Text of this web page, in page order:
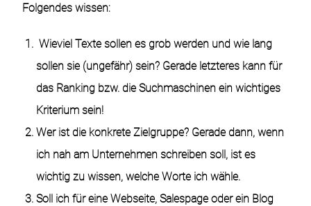
Folgendes wissen:
Wieviel Texte sollen es grob werden und wie lang
sollen sie (ungefähr) sein? Gerade letzteres kann für
das Ranking bzw. die Suchmaschinen ein wichtiges
Kriterium sein!
Wer ist die konkrete Zielgruppe? Gerade dann, wenn
ich nah am Unternehmen schreiben soll, ist es
wichtig zu wissen, welche Worte ich wähle.
Soll ich für eine Webseite, Salespage oder ein Blog